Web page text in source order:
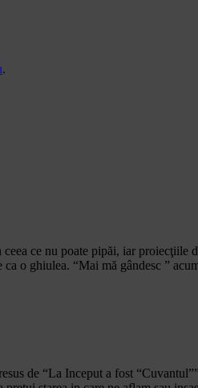
.
ce nu poate pipăi, iar
o ghiulea. “Mai mă gândesc ”
de “La Inceput a fost